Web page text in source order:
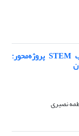
بازطراحی منطق برنامه درسی در چارچوب STEM پروژه‌محور:
نصیری